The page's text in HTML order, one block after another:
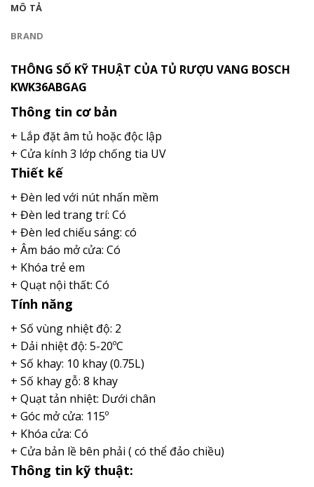
MÔ TẢ
BRAND
THÔNG SỐ KỸ THUẬT CỦA TỦ RƯỢU VANG BOSCH
KWK36ABGAG
Thông tin cơ bản
+ Lắp đặt âm tủ hoặc độc lập
+ Cửa kính 3 lớp chống tia UV
Thiết kế
+ Đèn led với nút nhấn mềm
+ Đèn led trang trí: Có
+ Đèn led chiếu sáng: có
+ Âm báo mở cửa: Có
+ Khóa trẻ em
+ Quạt nội thất: Có
Tính năng
+ Số vùng nhiệt độ: 2
+ Dải nhiệt độ: 5-20ºC
+ Số khay: 10 khay (0.75L)
+ Số khay gỗ: 8 khay
+ Quạt tản nhiệt: Dưới chân
+ Góc mở cửa: 115º
+ Khóa cửa: Có
+ Cửa bản lề bên phải ( có thể đảo chiều)
Thông tin kỹ thuật: